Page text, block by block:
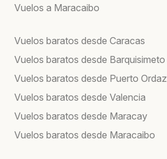
Vuelos a Maracaibo
Vuelos baratos desde Caracas
Vuelos baratos desde Barquisimeto
Vuelos baratos desde Puerto Ordaz
Vuelos baratos desde Valencia
Vuelos baratos desde Maracay
Vuelos baratos desde Maracaibo